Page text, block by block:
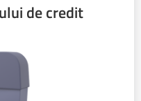
de credit